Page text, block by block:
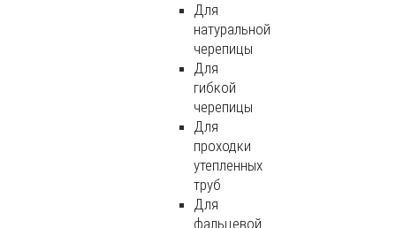
Для
натуральной
черепицы
Для
гибкой
черепицы
Для
проходки
утепленных
труб
Для
фальцевой